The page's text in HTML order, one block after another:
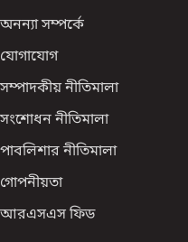
অনন্যা সম্পর্কে
যোগাযোগ
সম্পাদকীয় নীতিমালা
সংশোধন নীতিমালা
পাবলিশার নীতিমালা
গোপনীয়তা
আরএসএস ফিড